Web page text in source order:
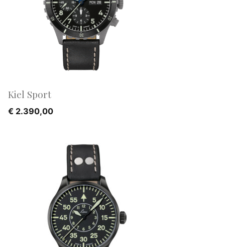
Kiel Sport
€ 2.390,00